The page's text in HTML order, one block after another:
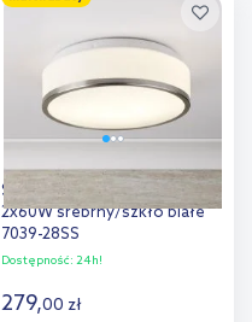
Dodaj do
porównania
Searchlight Discs plafon
2x60W srebrny/szkło białe
7039-28SS
Dostępność: 24h!
279,00 zł